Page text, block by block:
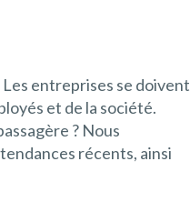
entreprises se doivent
et de la société.
? Nous
récents, ainsi